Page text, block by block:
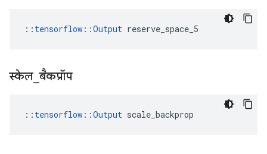
:: tensorflow::Output reserve_space_5
स्केल _बैकप्रॉप
:: tensorflow::Output scale_backprop